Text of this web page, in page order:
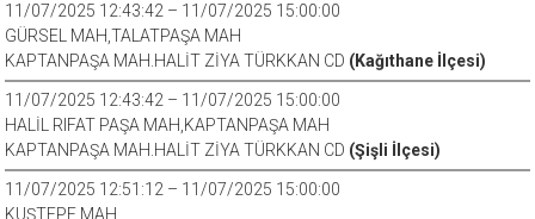
11/07/2025 12:43:42 – 11/07/2025 15:00:00
GÜRSEL MAH,TALATPAŞA MAH
KAPTANPAŞA MAH.HALİT ZİYA TÜRKKAN CD (Kağıthane İlçesi)
11/07/2025 12:43:42 – 11/07/2025 15:00:00
HALİL RIFAT PAŞA MAH,KAPTANPAŞA MAH
KAPTANPAŞA MAH.HALİT ZİYA TÜRKKAN CD (Şişli İlçesi)
11/07/2025 12:51:12 – 11/07/2025 15:00:00
KUŞTEPE MAH